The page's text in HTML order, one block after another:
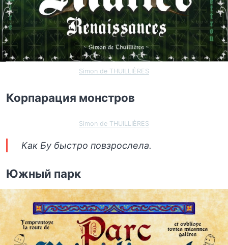
Simon de THUILLIÈRES
Корпарация монстров
Simon de THUILLIÈRES
Как Бу быстро повзрослела.
Южный парк